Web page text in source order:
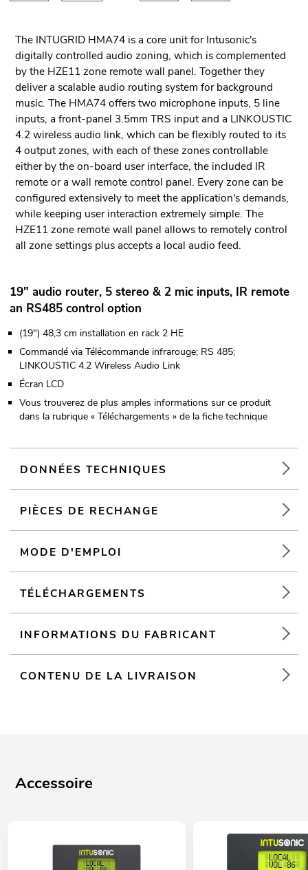
The INTUGRID HMA74 is a core unit for Intusonic's
digitally controlled audio zoning, which is complemented
by the HZE11 zone remote wall panel. Together they
deliver a scalable audio routing system for background
music. The HMA74 offers two microphone inputs, 5 line
inputs, a front-panel 3.5mm TRS input and a LINKOUSTIC
4.2 wireless audio link, which can be flexibly routed to its
4 output zones, with each of these zones controllable
either by the on-board user interface, the included IR
remote or a wall remote control panel. Every zone can be
configured extensively to meet the application's demands,
while keeping user interaction extremely simple. The
HZE11 zone remote wall panel allows to remotely control
all zone settings plus accepts a local audio feed.
19" audio router, 5 stereo & 2 mic inputs, IR remote
an RS485 control option
(19") 48,3 cm installation en rack 2 HE
Commandé via Télécommande infrarouge; RS 485;
LINKOUSTIC 4.2 Wireless Audio Link
Écran LCD
Vous trouverez de plus amples informations sur ce produit
dans la rubrique « Téléchargements » de la fiche technique
DONNÉES TECHNIQUES
PIÈCES DE RECHANGE
MODE D'EMPLOI
TÉLÉCHARGEMENTS
INFORMATIONS DU FABRICANT
CONTENU DE LA LIVRAISON
Accessoire